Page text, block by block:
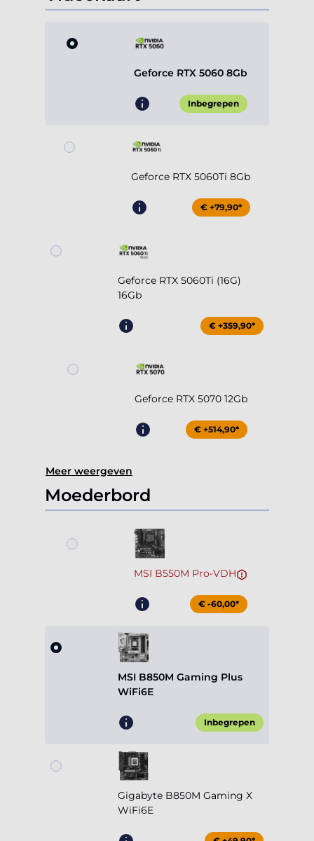
Geforce RTX 5060 8Gb
Inbegrepen
Geforce RTX 5060Ti 8Gb
€ +79,90*
Geforce RTX 5060Ti (16G)
16Gb
€ +359,90*
Geforce RTX 5070 12Gb
€ +514,90*
Meer weergeven
Moederbord
MSI B550M Pro-VDH
€ -60,00*
MSI B850M Gaming Plus
WiFi6E
Inbegrepen
Gigabyte B850M Gaming X
WiFi6E